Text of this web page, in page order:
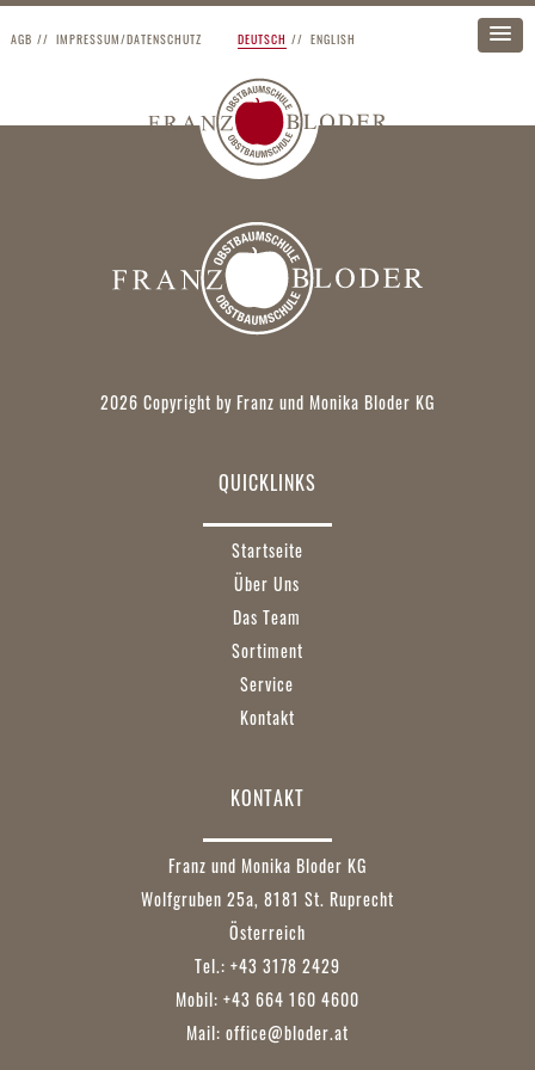
AGB IMPRESSUM/DATENSCHUTZ DEUTSCH ENGLISH
2026 Copyright by Franz und Monika Bloder KG
QUICKLINKS
Startseite
Über Uns
Das Team
Sortiment
Service
Kontakt
KONTAKT
Franz und Monika Bloder KG
Wolfgruben 25a, 8181 St. Ruprecht
Österreich
Tel.: +43 3178 2429
Mobil: +43 664 160 4600
Mail: office@bloder.at